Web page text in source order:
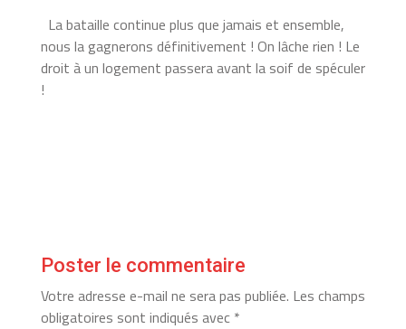
La bataille continue plus que jamais et ensemble,
nous la gagnerons définitivement ! On lâche rien ! Le
droit à un logement passera avant la soif de spéculer
!
Poster le commentaire
Votre adresse e-mail ne sera pas publiée. Les champs
obligatoires sont indiqués avec *